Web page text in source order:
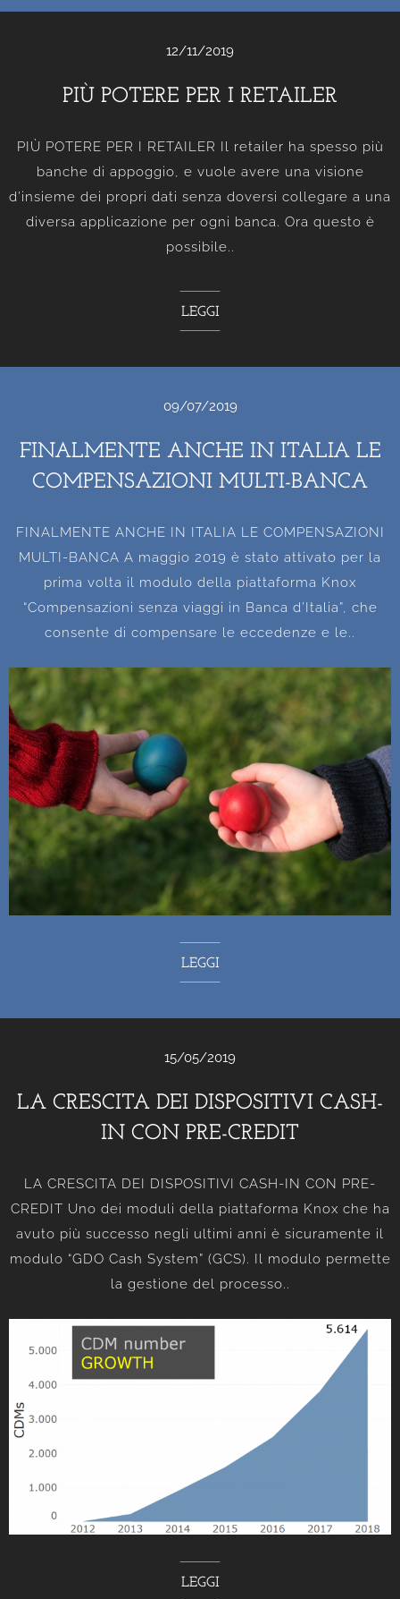
12/11/2019
PIÙ POTERE PER I RETAILER
PIÙ POTERE PER I RETAILER Il retailer ha spesso più
banche di appoggio, e vuole avere una visione
d’insieme dei propri dati senza doversi collegare a una
diversa applicazione per ogni banca. Ora questo è
possibile..
LEGGI
09/07/2019
FINALMENTE ANCHE IN ITALIA LE
COMPENSAZIONI MULTI-BANCA
FINALMENTE ANCHE IN ITALIA LE COMPENSAZIONI
MULTI-BANCA A maggio 2019 è stato attivato per la
prima volta il modulo della piattaforma Knox
“Compensazioni senza viaggi in Banca d’Italia”, che
consente di compensare le eccedenze e le..
LEGGI
15/05/2019
LA CRESCITA DEI DISPOSITIVI CASH-
IN CON PRE-CREDIT
LA CRESCITA DEI DISPOSITIVI CASH-IN CON PRE-
CREDIT Uno dei moduli della piattaforma Knox che ha
avuto più successo negli ultimi anni è sicuramente il
modulo “GDO Cash System” (GCS). Il modulo permette
la gestione del processo..
LEGGI